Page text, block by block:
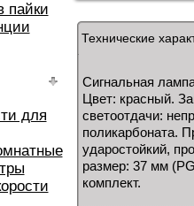
пайки
для
Технические
Сигнальная
Цвет: красный.
светоотдачи:
поликарбоната.
ударостойкий,
размер: 37 мм
комплект.